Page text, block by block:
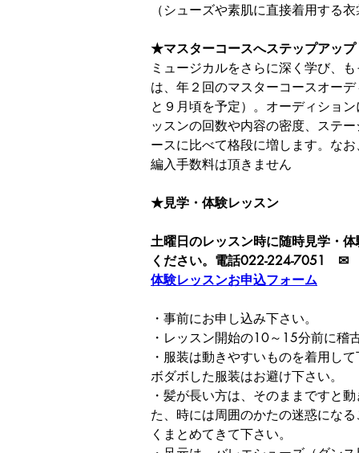
（シューズや素肌に直接着用する
★マスターコースへステップアッ
ミュージカルをさらに深く学び、
は、年２回のマスターコースオー
と９月頃を予定）。オーディショ
ッスンの回数や内容の密度、ステ
ースに比べて格段に増します。な
編入手数料は頂きません
★見学・体験レッスン
土曜日のレッスン時に随時見学・
ください。電話022-224-7051　
体験レッスンお申込フォーム
・事前にお申し込み下さい。
・レッスン開始の10～15分前に稽
・服装は動きやすいものを着用し
ボダボした服装はお避け下さい。
・髪が長い方は、そのままですと
た、時には周囲のかたの迷惑にな
くまとめてきて下さい。